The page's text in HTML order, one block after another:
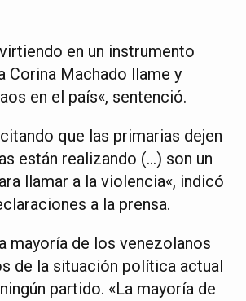
en un instrumento
Corina Machado llame y
en el país«, sentenció.
que las primarias dejen
están realizando (…) son un
llamar a la violencia«, indicó
a la prensa.
mayoría de los venezolanos
de la situación política actual
partido. «La mayoría de